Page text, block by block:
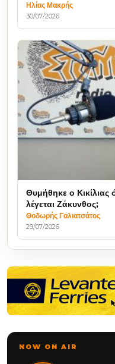
Ηλίας Μακρής
30/07/2026
Θυμήθηκε ο Κικίλιας
λέγεται Ζάκυνθος;
Θοδωρής Γαλιατσάτος
29/07/2026
NOW ON AIR